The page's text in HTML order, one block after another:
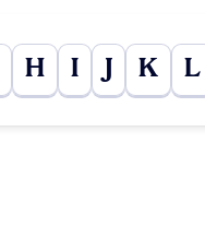
H I K L